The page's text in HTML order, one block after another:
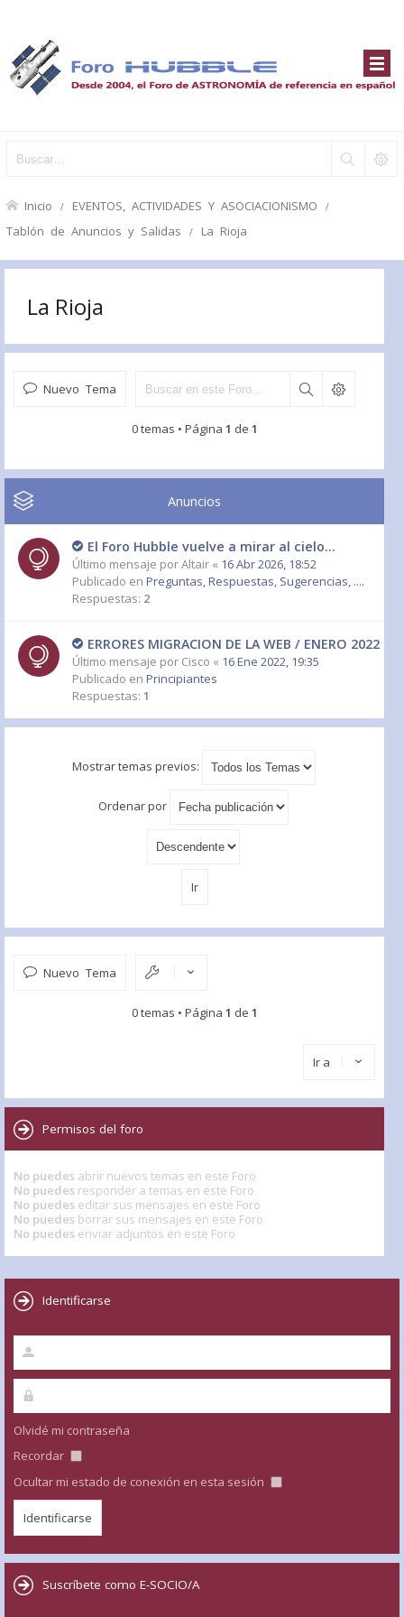
Inicio EVENTOS, ACTIVIDADES Y ASOCIACIONISMO
Tablón de Anuncios y Salidas La Rioja
La Rioja
Nuevo Tema
0 temas • Página 1 de 1
Anuncios
El Foro Hubble vuelve a mirar al cielo...
Último mensaje porAltair « 16 Abr 2026, 18:52
Publicado en Preguntas, Respuestas, Sugerencias, ....
Respuestas: 2
ERRORES MIGRACION DE LA WEB / ENERO 2022
Último mensaje por Cisco « 16 Ene 2022, 19:35
Publicado en Principiantes
Respuestas: 1
Mostrar temas previos:
Ordenar por
Nuevo Tema
0 temas • Página 1 de 1
Ir a
Permisos del foro
No puedes abrir nuevos temas en este Foro
No puedes responder a temas en este Foro
No puedes editar sus mensajes en este Foro
No puedes borrar sus mensajes en este Foro
No puedes enviar adjuntos en este Foro
Identificarse
Olvidé mi contraseña
Recordar
Ocultar mi estado de conexión en esta sesión
Suscríbete como E-SOCIO/A